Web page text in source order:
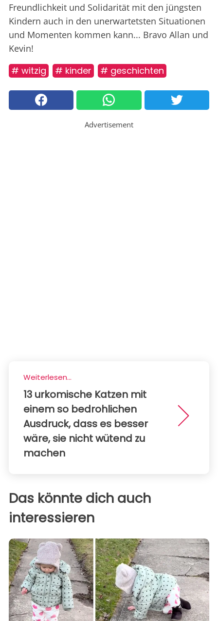
Freundlichkeit und Solidarität mit den jüngsten
Kindern auch in den unerwartetsten Situationen
und Momenten kommen kann... Bravo Allan und
Kevin!
# witzig # kinder # geschichten
Advertisement
Weiterlesen...
13 urkomische Katzen mit
einem so bedrohlichen
Ausdruck, dass es besser
wäre, sie nicht wütend zu
machen
Das könnte dich auch
interessieren